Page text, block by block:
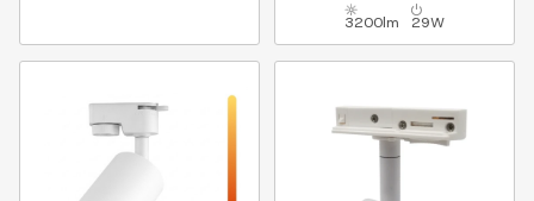
3200lm 29W